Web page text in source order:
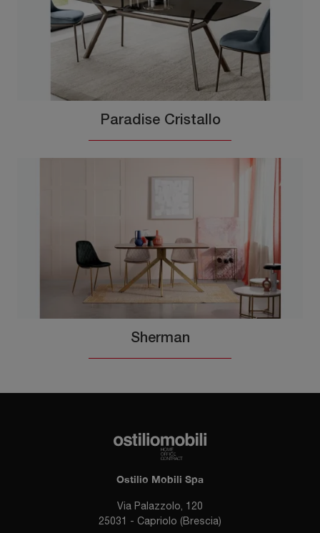
Paradise Cristallo
Sherman
Ostilio Mobili Spa
Via Palazzolo, 120
25031 - Capriolo (Brescia)